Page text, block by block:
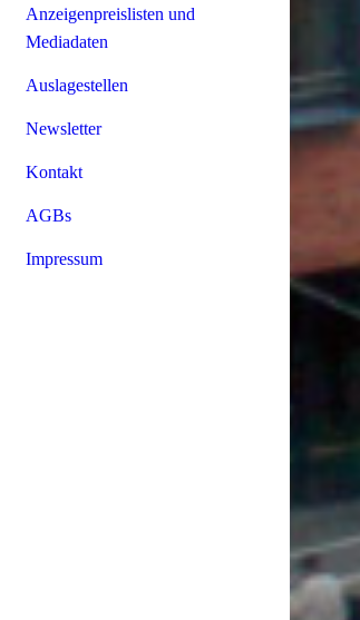
Anzeigenpreislisten und
Mediadaten
Auslagestellen
Newsletter
Kontakt
AGBs
Impressum